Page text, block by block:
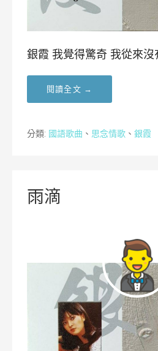
銀霞 我覺得驚奇 我從來沒
閱讀全文 →
分類: 國語歌曲 、 思念情歌 、 銀霞
雨滴